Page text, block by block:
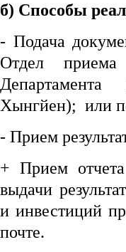
б) Способы
- Подача
Отдел
Хынгйен); или
- Прием
+ Прием
выдачи
и инвестиций
почте.